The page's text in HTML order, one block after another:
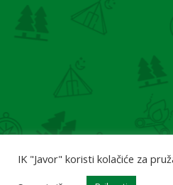
IK "Javor" koristi kolačiće za